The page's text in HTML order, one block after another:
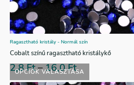
OPCIÓK VÁLASZTÁSA
Ragasztható kristály - Normál szín
Cobalt színű ragasztható kristálykő
2,8Ft–16,0Ft